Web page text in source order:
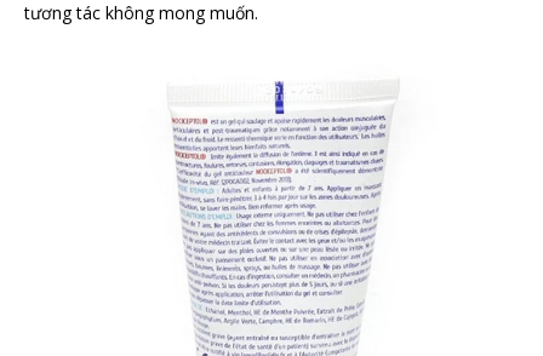
tương tác không mong muốn.